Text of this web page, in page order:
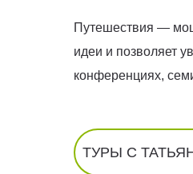
Путешествия —
идеи и позволяет
конференциях,
ТУРЫ С